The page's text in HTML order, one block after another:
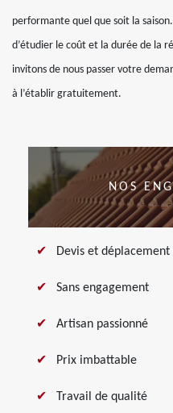
performante quel que soit la
d’étudier le coût et la durée de la
invitons de nous passer votre
à l’établir gratuitement.
NOS
Devis et
Sans engagement
Artisan passionné
Prix imbattable
Travail de qualité